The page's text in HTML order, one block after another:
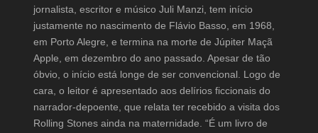
jornalista, escritor e músico Juli Manzi, tem início
justamente no nascimento de Flávio Basso, em 1968,
em Porto Alegre, e termina na morte de Júpiter Maçã
Apple, em dezembro do ano passado. Apesar de tão
óbvio, o início está longe de ser convencional. Logo de
cara, o leitor é apresentado aos delírios ficcionais do
narrador-depoente, que relata ter recebido a visita dos
Rolling Stones ainda na maternidade. “É um livro de